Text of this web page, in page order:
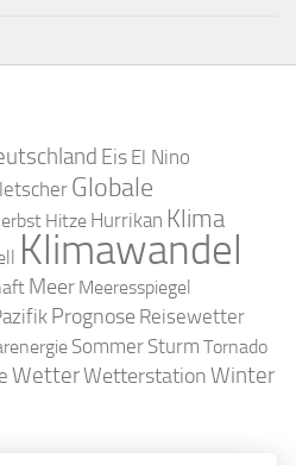
Eis El Nino
Globale
Hitze Hurrikan Klima
Klimawandel
Meer Meeresspiegel
Prognose Reisewetter
Sommer Sturm Tornado
WetterWetterstationWinter